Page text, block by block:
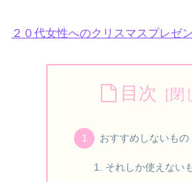
２０代女性へのクリスマスプレゼ
目次
おすすめしないもの
それしか使えない